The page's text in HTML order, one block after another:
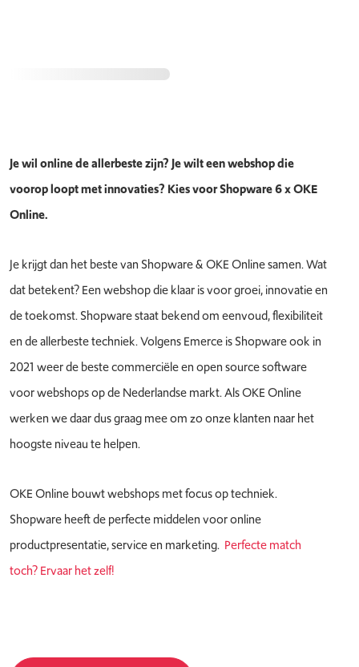
Je wil online de allerbeste zijn? Je wilt een webshop die
voorop loopt met innovaties? Kies voor Shopware 6 x OKE
Online.
Je krijgt dan het beste van Shopware & OKE Online samen. Wat
dat betekent? Een webshop die klaar is voor groei, innovatie en
de toekomst. Shopware staat bekend om eenvoud, flexibiliteit
en de allerbeste techniek. Volgens Emerce is Shopware ook in
2021 weer de beste commerciële en open source software
voor webshops op de Nederlandse markt. Als OKE Online
werken we daar dus graag mee om zo onze klanten naar het
hoogste niveau te helpen.
OKE Online bouwt webshops met focus op techniek.
Shopware heeft de perfecte middelen voor online
productpresentatie, service en marketing. Perfecte match
toch? Ervaar het zelf!